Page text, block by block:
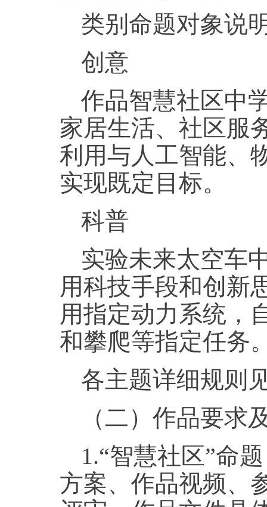
类别命题对象说
创意
作品智慧社区中
家居生活、社区服
利用与人工智能、
实现既定目标。
科普
实验未来太空车
用科技手段和创新
用指定动力系统，
和攀爬等指定任务
各主题详细规则
（二）作品要求
1.“智慧社区”命
方案、作品视频、